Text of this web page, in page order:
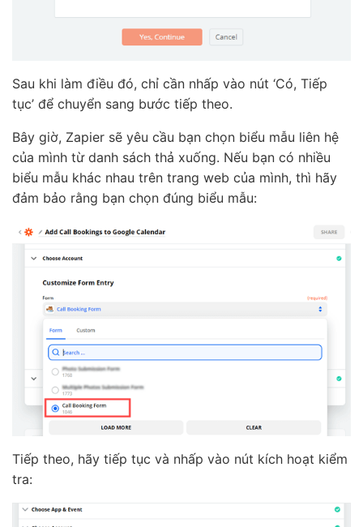
Sau khi làm điều đó, chỉ cần nhấp vào nút ‘Có, Tiếp
tục’ để chuyển sang bước tiếp theo.
Bây giờ, Zapier sẽ yêu cầu bạn chọn biểu mẫu liên hệ
của mình từ danh sách thả xuống. Nếu bạn có nhiều
biểu mẫu khác nhau trên trang web của mình, thì hãy
đảm bảo rằng bạn chọn đúng biểu mẫu:
Tiếp theo, hãy tiếp tục và nhấp vào nút kích hoạt kiểm
tra: